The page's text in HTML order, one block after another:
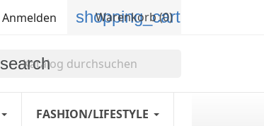
Anmelden shopping_cart
Warenkorb(0)
search
FASHION/LIFESTYLE